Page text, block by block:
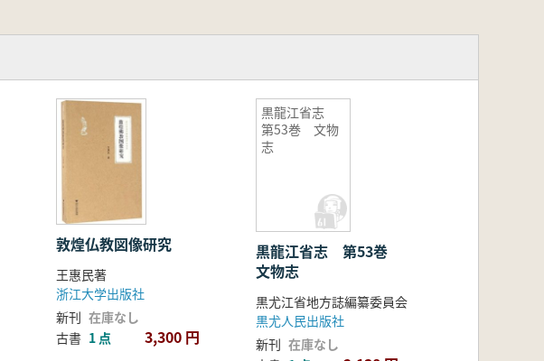
敦煌仏教図像研究
王惠民著
浙江大学出版社
新刊 在庫なし
古書 1 点 3,300 円
黒龍江省志
第53巻 文物
志
黒龍江省志 第53巻
文物志
黒尤江省地方誌編纂委員会
黒尤人民出版社
新刊 在庫なし